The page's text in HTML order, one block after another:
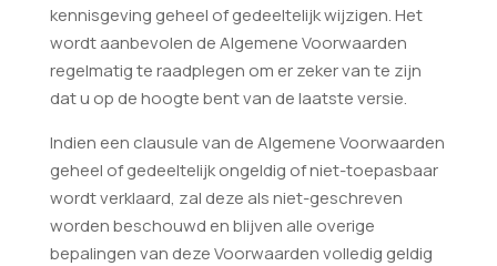
kennisgeving geheel of gedeeltelijk wijzigen. Het
wordt aanbevolen de Algemene Voorwaarden
regelmatig te raadplegen om er zeker van te zijn
dat u op de hoogte bent van de laatste versie.
Indien een clausule van de Algemene Voorwaarden
geheel of gedeeltelijk ongeldig of niet-toepasbaar
wordt verklaard, zal deze als niet-geschreven
worden beschouwd en blijven alle overige
bepalingen van deze Voorwaarden volledig geldig